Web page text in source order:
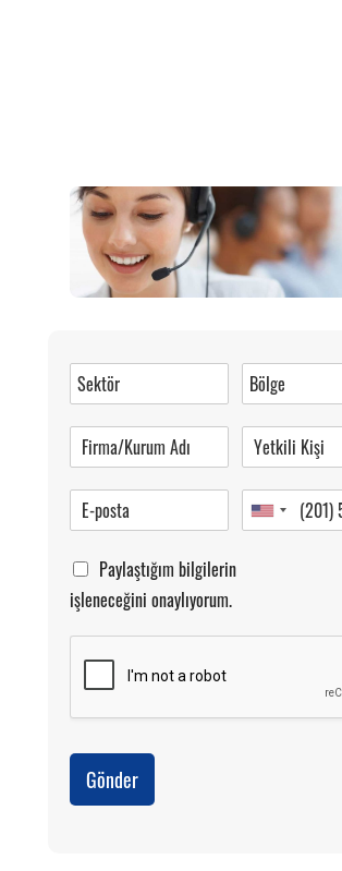
0 (216) 462 49 34
Pazartesi-Cumartesi 09.00-20.00
Paylaştığım bilgilerin
işleneceğini onaylıyorum.
Gönder